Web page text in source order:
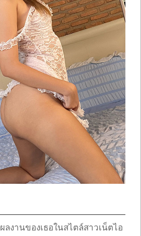
ผลงานของเธอในสไตล์สาวเน็ตไอ